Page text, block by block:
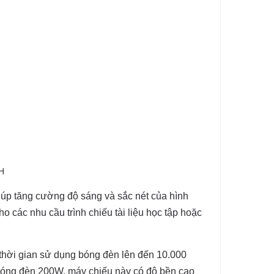
tăng cường độ sáng và sắc nét của hình
các nhu cầu trình chiếu tài liệu học tập hoặc
gian sử dụng bóng đèn lên đến 10.000
đèn 200W, máy chiếu này có độ bền cao